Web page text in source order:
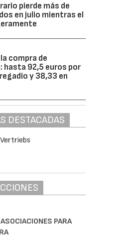
pierde más de
en julio mientras el
compra de
92,5 euros por
y 38,33 en
DESTACADAS
PARA